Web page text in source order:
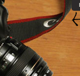
Overslaan en naar de algemene